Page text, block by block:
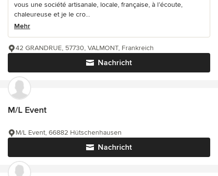
vous une société artisanale, locale, française, à l’écoute,
chaleureuse et je le cro...
Mehr
Nachricht
42 GRANDRUE, 57730, VALMONT, Frankreich
M/L Event
Nachricht
M/L Event, 66882 Hütschenhausen